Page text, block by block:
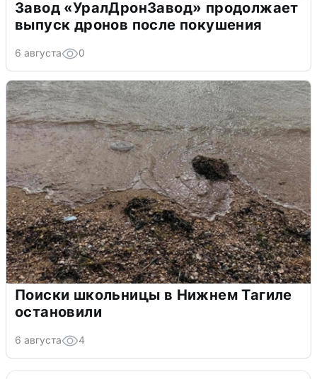
Завод «УралДронЗавод» продолжает
выпуск дронов после покушения
6 августа 0
Поиски школьницы в Нижнем Тагиле
остановили
6 августа 4